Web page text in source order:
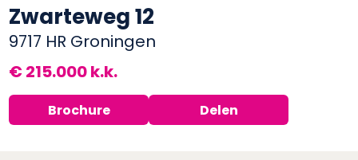
Zwarteweg 12
9717 HR Groningen
€ 215.000 k.k.
Brochure Delen